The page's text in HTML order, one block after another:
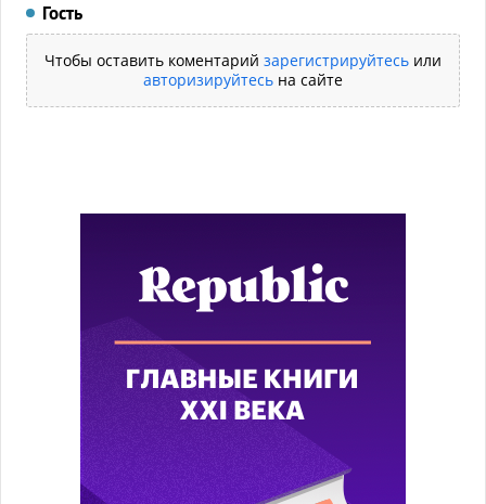
Гость
Чтобы оставить коментарий зарегистрируйтесь или
авторизируйтесь на сайте